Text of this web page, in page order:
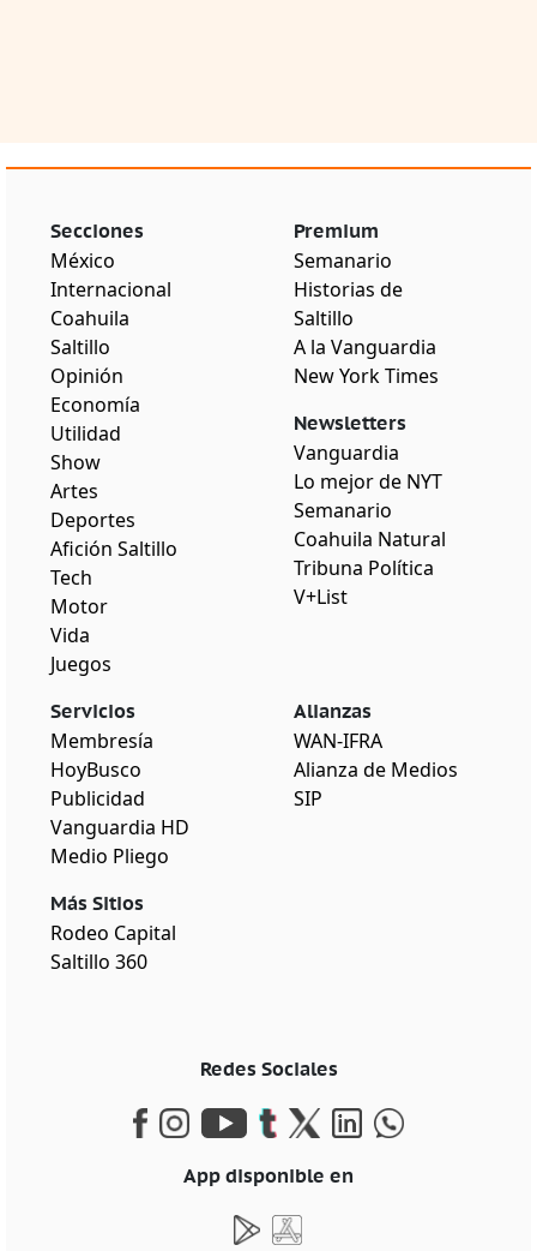
Secciones
México
Internacional
Coahuila
Saltillo
Opinión
Economía
Utilidad
Show
Artes
Deportes
Afición Saltillo
Tech
Motor
Vida
Juegos
Premium
Semanario
Historias de
Saltillo
A la Vanguardia
New York Times
Newsletters
Vanguardia
Lo mejor de NYT
Semanario
Coahuila Natural
Tribuna Política
V+List
Servicios
Membresía
HoyBusco
Publicidad
Vanguardia HD
Medio Pliego
Más Sitios
Rodeo Capital
Saltillo 360
Alianzas
WAN-IFRA
Alianza de Medios
SIP
Redes Sociales
App disponible en